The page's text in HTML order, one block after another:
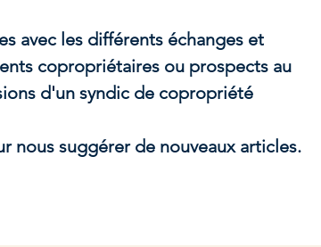
avec les différents échanges et
copropriétaires ou prospects au
d'un syndic de copropriété
nous suggérer de nouveaux articles.